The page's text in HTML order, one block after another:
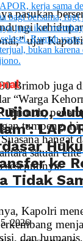
pasukan
ujar
Brimob juga
“Warga
Brimob,
tumpeng,
hangat
satuan
sesepuhnya.
Kapolri
dan
ke
Tidak
2026